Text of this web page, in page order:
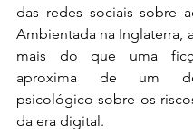
das redes sociais sobre
Ambientada na Inglaterra,
mais do que uma
aproxima de um
psicológico sobre os
da era digital.